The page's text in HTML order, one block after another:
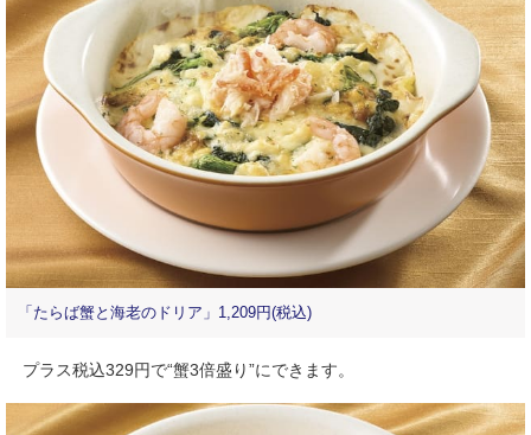
「たらば蟹と海老のドリア」1,209円(税込)
プラス税込329円で“蟹3倍盛り”にできます。